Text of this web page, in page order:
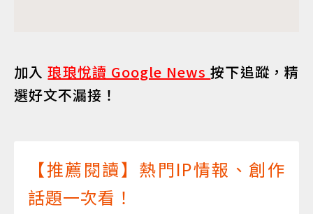
加入琅琅悅讀 Google News按下追蹤，精
選好文不漏接！
【推薦閱讀】熱門IP情報、創作
話題一次看！